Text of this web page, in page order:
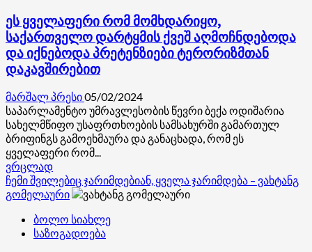
აკრიტიკებს
წარმატებულმა
სპეცოპერაციამ
დიდი
საფრთხე
აგვარიდა
–
ალექსანდრე
ტაბატაძე
ეს ყველაფერი რომ მომხდარიყო,
საქართველო დარტყმის ქვეშ აღმოჩნდებოდა
და იქნებოდა პრეტენზიები ტერორიზმთან
დაკავშირებით
მარშალ პრესი05/02/2024
საპარლამენტო უმრავლესობის წევრი ბექა ოდიშარია
სახელმწიფო უსაფრთხოების სამსახურში გამართულ
ბრიფინგს გამოეხმაურა და განაცხადა, რომ ეს
ყველაფერი რომ...
ვრცლადRead
more
about
ეს
ყველაფერი
რომ
ჩემი შვილებიც ჯარიმდებიან, ყველა ჯარიმდება – ვახტანგ
გომელაური
ბოლო სიახლე
საზოგადოება